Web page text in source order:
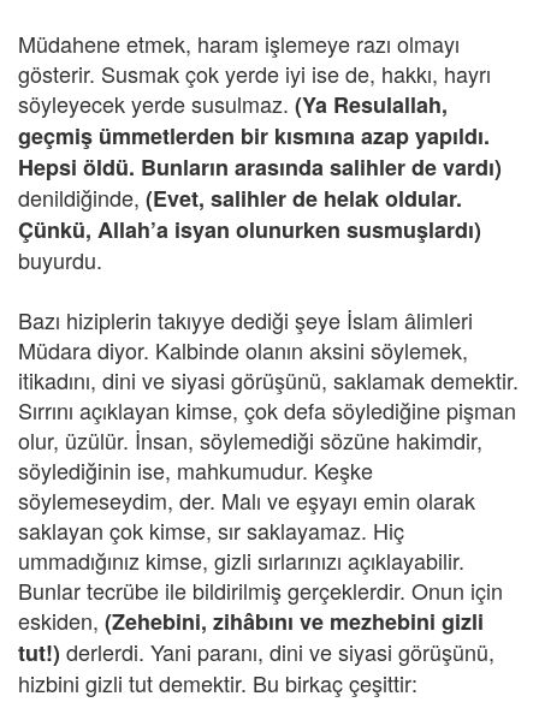
Müdahene etmek, haram işlemeye razı olmayı
gösterir. Susmak çok yerde iyi ise de, hakkı, hayrı
söyleyecek yerde susulmaz. (Ya Resulallah,
geçmiş ümmetlerden bir kısmına azap yapıldı.
Hepsi öldü. Bunların arasında salihler de vardı)
denildiğinde, (Evet, salihler de helak oldular.
Çünkü, Allah’a isyan olunurken susmuşlardı)
buyurdu.
Bazı hiziplerin takıyye dediği şeye İslam âlimleri
Müdara diyor. Kalbinde olanın aksini söylemek,
itikadını, dini ve siyasi görüşünü, saklamak demektir.
Sırrını açıklayan kimse, çok defa söylediğine pişman
olur, üzülür. İnsan, söylemediği sözüne hakimdir,
söylediğinin ise, mahkumudur. Keşke
söylemeseydim, der. Malı ve eşyayı emin olarak
saklayan çok kimse, sır saklayamaz. Hiç
ummadığınız kimse, gizli sırlarınızı açıklayabilir.
Bunlar tecrübe ile bildirilmiş gerçeklerdir. Onun için
eskiden, (Zehebini, zihâbını ve mezhebini gizli
tut!) derlerdi. Yani paranı, dini ve siyasi görüşünü,
hizbini gizli tut demektir. Bu birkaç çeşittir: